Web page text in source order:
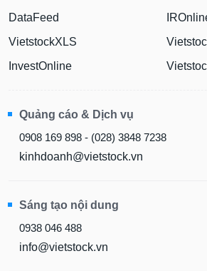
DataFeed
VietstockXLS
InvestOnline
Quảng cáo & Dịch vụ
0908 169 898 - (028) 3848 7238
kinhdoanh@vietstock.vn
Sáng tạo nội dung
0938 046 488
info@vietstock.vn